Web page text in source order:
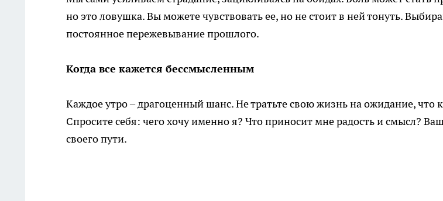
но это ловушка. Вы можете чувствовать ее, но не стоит в ней тонуть.
постоянное пережевывание прошлого.
Когда все кажется бессмысленным
Каждое утро – драгоценный шанс. Не тратьте свою жизнь на ожидание, что
Спросите себя: чего хочу именно я? Что приносит мне радость и смысл?
своего пути.